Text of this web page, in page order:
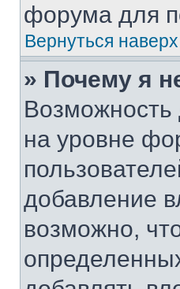
форума для
Вернуться наверх
» Почему я
Возможность
на уровне
добавление
возможно,